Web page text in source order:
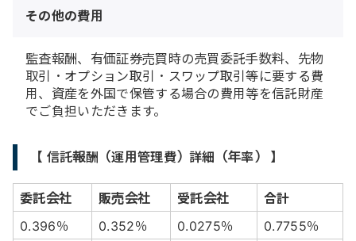
その他の費用
監査報酬、有価証券売買時の売買委託手数料、先物
取引・オプション取引・スワップ取引等に要する費
用、資産を外国で保管する場合の費用等を信託財産
でご負担いただきます。
【 信託報酬（運用管理費）詳細（年率） 】
委託会社 販売会社 受託会社
合計
0.396％
0.352％ 0.0275％
0.7755％